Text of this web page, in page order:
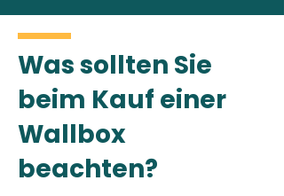
Was sollten Sie
beim Kauf einer
Wallbox
beachten?